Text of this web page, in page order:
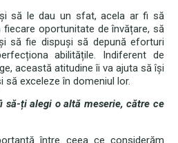
să le dau un sfat, acela ar fi să
oportunitate de învățare, să
să fie dispuși să depună eforturi
abilitățile. Indiferent de
această atitudine îi va ajuta să își
exceleze în domeniul lor.
să-ți alegi o altă meserie, către ce
între ceea ce considerăm